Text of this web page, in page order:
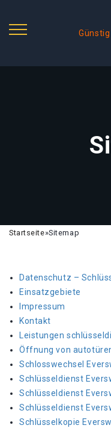
Startseite»Sitemap
Datenschutz –
Einsatzgebiete
Impressum
Kontakt
Leistungen
Öffnung von
Schlosswechsel
Schlüsseldienst
Schlüsseldienst
Schlüsseldienst
Schlüsselkopie